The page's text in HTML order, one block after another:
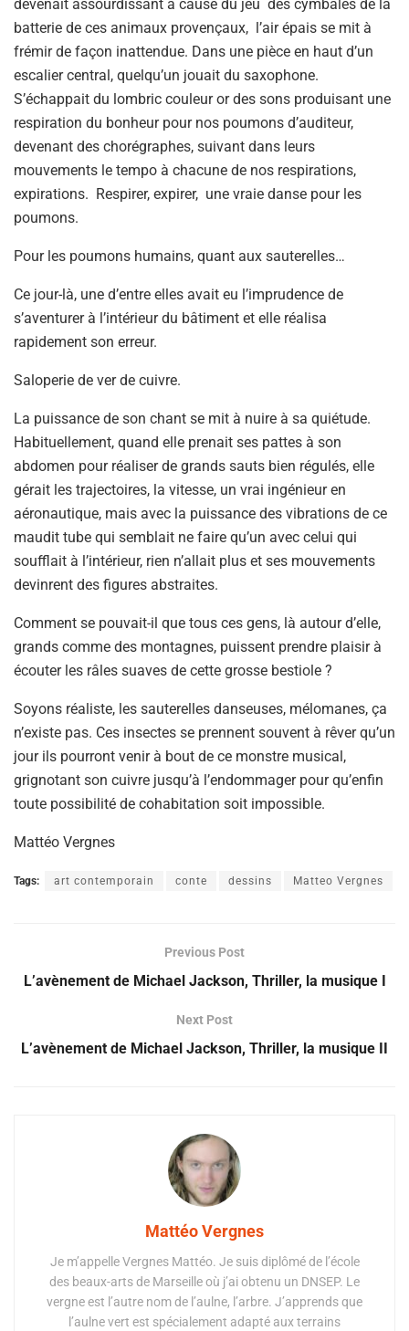
devenait assourdissant à cause du jeu des cymbales de la
batterie de ces animaux provençaux, l’air épais se mit à
frémir de façon inattendue. Dans une pièce en haut d’un
escalier central, quelqu’un jouait du saxophone.
S’échappait du lombric couleur or des sons produisant une
respiration du bonheur pour nos poumons d’auditeur,
devenant des chorégraphes, suivant dans leurs
mouvements le tempo à chacune de nos respirations,
expirations. Respirer, expirer, une vraie danse pour les
poumons.
Pour les poumons humains, quant aux sauterelles…
Ce jour-là, une d’entre elles avait eu l’imprudence de
s’aventurer à l’intérieur du bâtiment et elle réalisa
rapidement son erreur.
Saloperie de ver de cuivre.
La puissance de son chant se mit à nuire à sa quiétude.
Habituellement, quand elle prenait ses pattes à son
abdomen pour réaliser de grands sauts bien régulés, elle
gérait les trajectoires, la vitesse, un vrai ingénieur en
aéronautique, mais avec la puissance des vibrations de ce
maudit tube qui semblait ne faire qu’un avec celui qui
soufflait à l’intérieur, rien n’allait plus et ses mouvements
devinrent des figures abstraites.
Comment se pouvait-il que tous ces gens, là autour d’elle,
grands comme des montagnes, puissent prendre plaisir à
écouter les râles suaves de cette grosse bestiole ?
Soyons réaliste, les sauterelles danseuses, mélomanes, ça
n’existe pas. Ces insectes se prennent souvent à rêver qu’un
jour ils pourront venir à bout de ce monstre musical,
grignotant son cuivre jusqu’à l’endommager pour qu’enfin
toute possibilité de cohabitation soit impossible.
Mattéo Vergnes
Tags: art contemporain conte dessins Matteo Vergnes
Previous Post
L’avènement de Michael Jackson, Thriller, la musique I
Next Post
L’avènement de Michael Jackson, Thriller, la musique II
Mattéo Vergnes
Je m’appelle Vergnes Mattéo. Je suis diplômé de l’école
des beaux-arts de Marseille où j’ai obtenu un DNSEP. Le
vergne est l’autre nom de l’aulne, l’arbre. J’apprends que
l’aulne vert est spécialement adapté aux terrains